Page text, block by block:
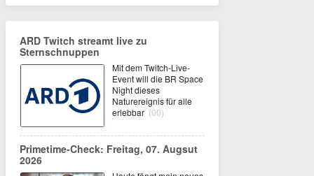
ARD Twitch streamt live zu
Sternschnuppen
Mit dem Twitch-Live-
Event will die BR Space
Night dieses
Naturereignis für alle
erlebbar (00)
Primetime-Check: Freitag, 07. Augsut
2026